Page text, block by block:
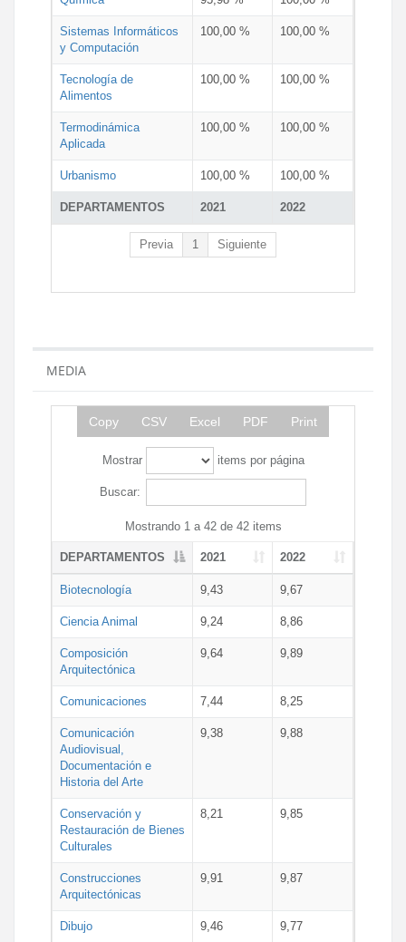
DEPARTAMENTOS 2021 2022
Sistemas Informáticos
y Computación
100,00 % 100,00 %
Tecnología de
Alimentos
100,00 % 100,00 %
Termodinámica
Aplicada
100,00 % 100,00 %
Urbanismo 100,00 % 100,00 %
Previa 1 Siguiente
MEDIA
Copy CSV Excel PDF Print
Mostrar items por página
Buscar:
Mostrando 1 a 42 de 42 items
DEPARTAMENTOS 2021 2022
Biotecnología 9,43 9,67
Ciencia Animal 9,24 8,86
Composición
Arquitectónica
9,64 9,89
Comunicaciones 7,44 8,25
Comunicación
Audiovisual,
Documentación e
Historia del Arte
9,38 9,88
Conservación y
Restauración de Bienes
Culturales
8,21 9,85
Construcciones
Arquitectónicas
9,91 9,87
Dibujo 9,46 9,77